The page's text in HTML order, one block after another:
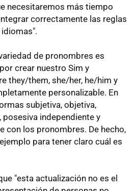
necesitaremos más tiempo
correctamente las reglas
de pronombres es
crear nuestro Sim y
they/them, she/her, he/him y
personalizable. En
subjetiva, objetiva,
independiente y
con los pronombres. De hecho,
para tener claro cuál es
"esta actualización no es el